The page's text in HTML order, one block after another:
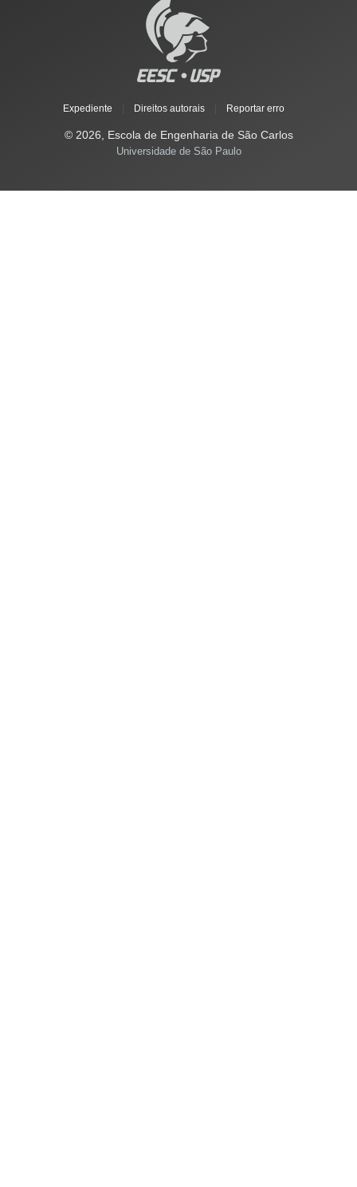
Expediente Direitos autorais Reportar erro
© 2026, Escola de Engenharia de São Carlos
Universidade de São Paulo